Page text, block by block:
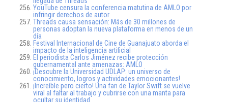
YouTube censura la conferencia matutina de AMLO por
infringir derechos de autor
Threads causa sensación: Más de 30 millones de
personas adoptan la nueva plataforma en menos de un
día
Festival Internacional de Cine de Guanajuato aborda el
impacto de la inteligencia artificial
El periodista Carlos Jiménez recibe protección
gubernamental ante amenazas: AMLO
¡Descubre la Universidad UDLAP: un universo de
conocimiento, logros y actividades emocionantes!
¡Increíble pero cierto! Una fan de Taylor Swift se vuelve
viral al faltar al trabajo y cubrirse con una manta para
ocultar su identidad.